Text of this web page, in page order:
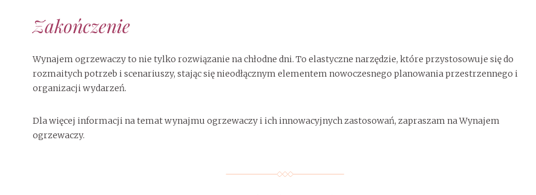
Zakończenie
Wynajem ogrzewaczy to nie tylko rozwiązanie na chłodne dni. To elastyczne narzędzie, które przystosowuje się do
rozmaitych potrzeb i scenariuszy, stając się nieodłącznym elementem nowoczesnego planowania przestrzennego i
organizacji wydarzeń.
Dla więcej informacji na temat wynajmu ogrzewaczy i ich innowacyjnych zastosowań, zapraszam na Wynajem
ogrzewaczy.